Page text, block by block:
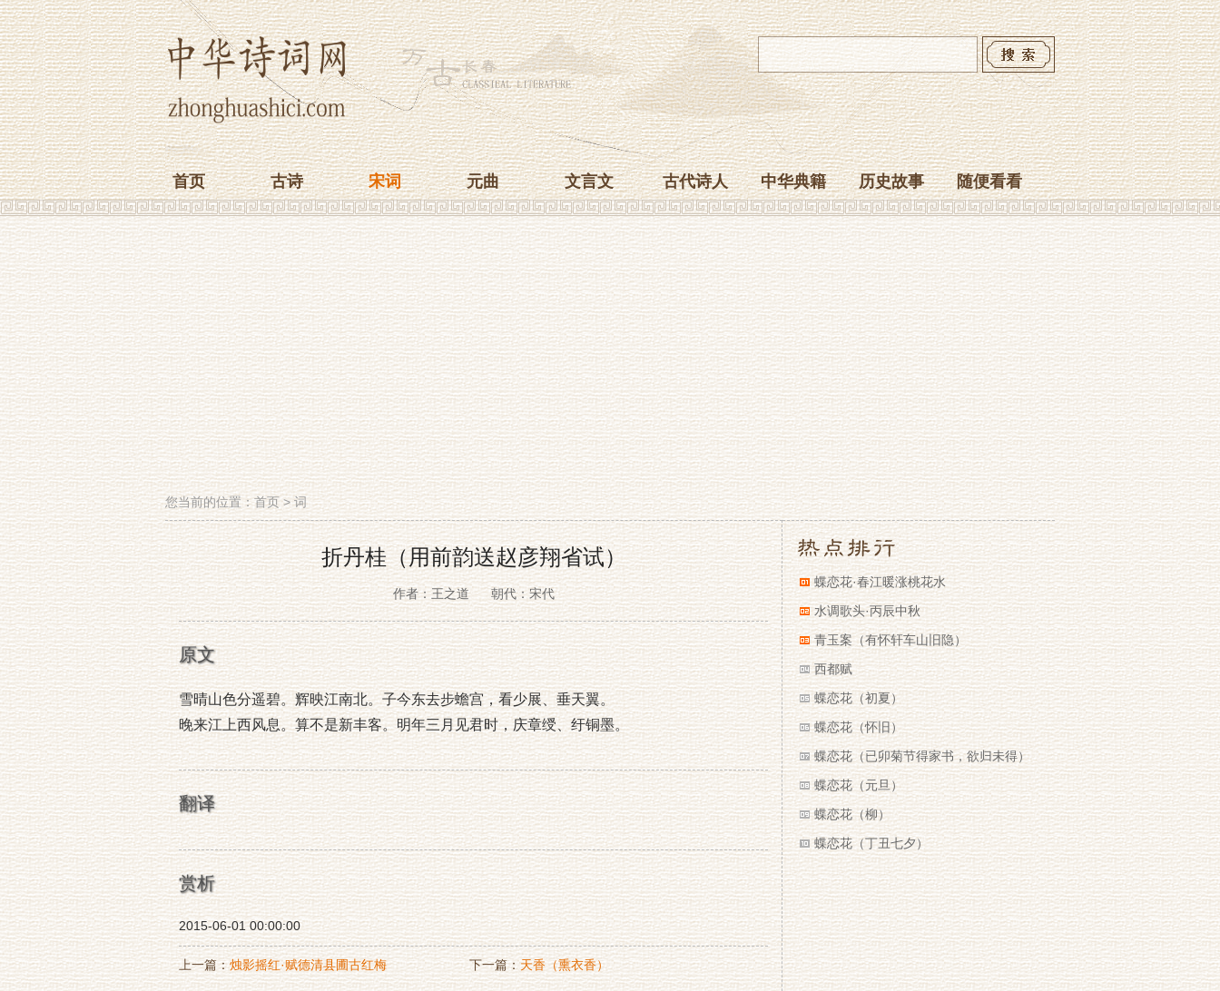
首页 古诗 宋词 元曲 文言文 古代诗人 中华典籍 历史故事 随便看看
您当前的位置：首页>词
折丹桂（用前韵送赵彦翔省试）
作者：王之道 朝代：宋代
原文
雪晴山色分遥碧。辉映江南北。子今东去步蟾宫，看少展、垂天翼。
晚来江上西风息。算不是新丰客。明年三月见君时，庆章绶、纡铜墨。
翻译
赏析
2015-06-01 00:00:00
上一篇：烛影摇红·赋德清县圃古红梅 下一篇：天香（熏衣香）
蝶恋花·春江暖涨桃花水
水调歌头·丙辰中秋
青玉案（有怀轩车山旧隐）
西都赋
蝶恋花（初夏）
蝶恋花（怀旧）
蝶恋花（已卯菊节得家书，欲归未得）
蝶恋花（元旦）
蝶恋花（柳）
蝶恋花（丁丑七夕）